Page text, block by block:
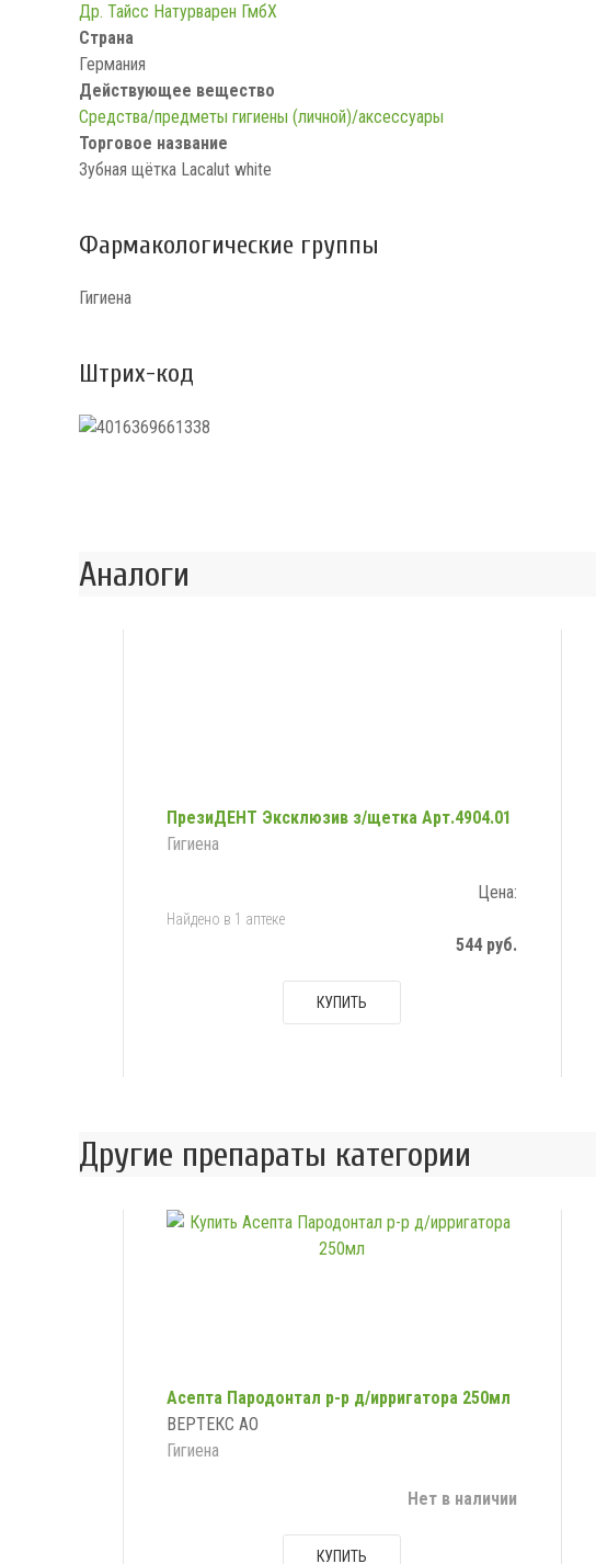
Др. Тайсс Натурварен ГмбХ
Страна
Германия
Действующее вещество
Средства/предметы гигиены (личной)/аксессуары
Торговое название
Зубная щётка Lacalut white
Фармакологические группы
Гигиена
Штрих-код
Аналоги
ПрезиДЕНТ Эксклюзив з/щетка Арт.4904.01
Гигиена
Цена:
Найдено в 1 аптеке
544 руб.
КУПИТЬ
Другие препараты категории
Асепта Пародонтал р-р д/ирригатора 250мл
ВЕРТЕКС АО
Гигиена
Нет в наличии
КУПИТЬ